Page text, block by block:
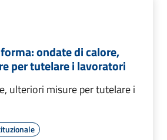
ondate di calore,
per tutelare i lavoratori
ulteriori misure per tutelare i